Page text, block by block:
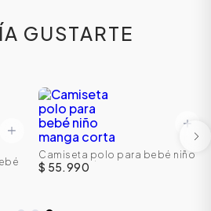
GUSTARTE
Camiseta polo para bebé niño
manga corta
$ 55.990